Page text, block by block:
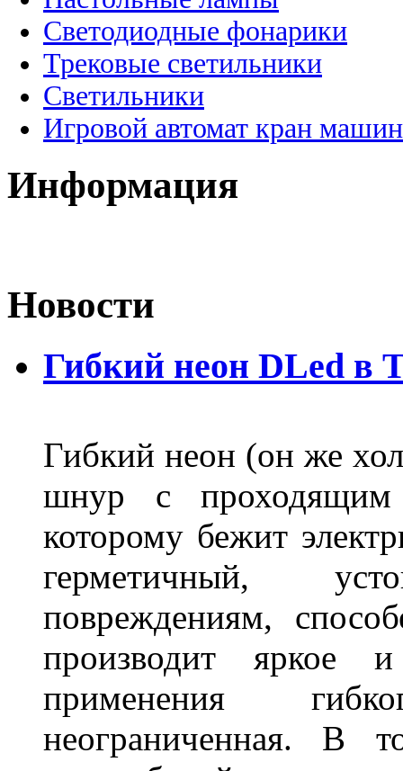
Светодиодные фонарики
Трековые светильники
Светильники
Игровой автомат кран
Информация
Новости
Гибкий неон DLed в
Гибкий неон (он же
шнур с
которому бежит
герметичный,
повреждениям,
производит яркое
применения
неограниченная.